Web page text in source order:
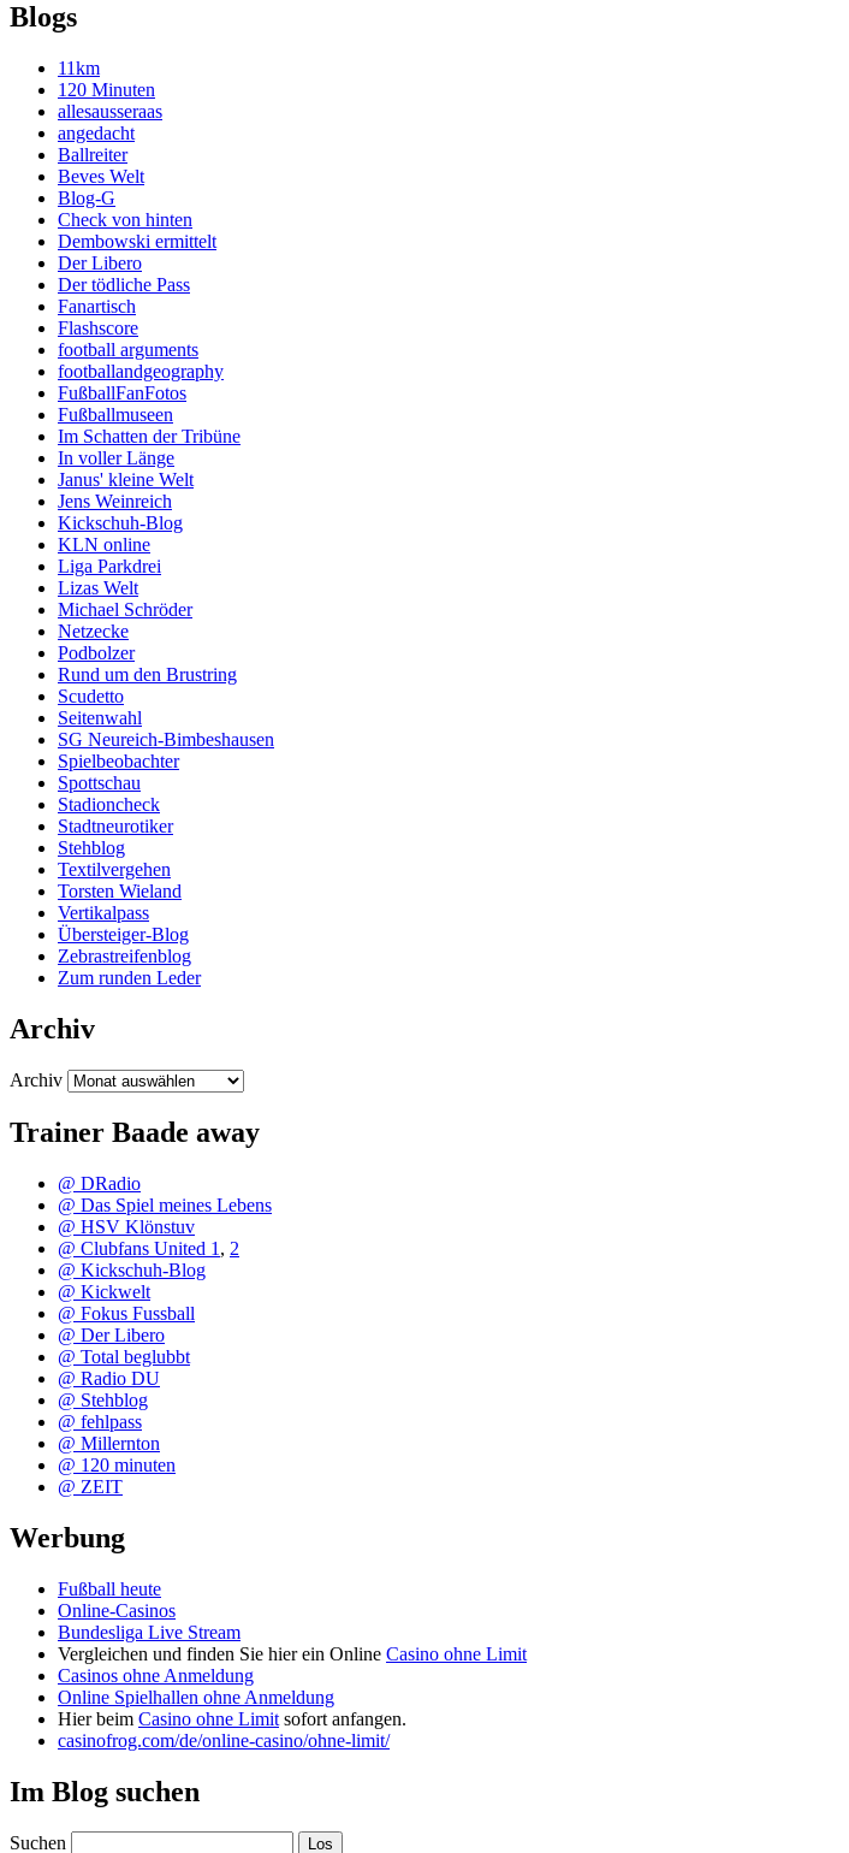
Blogs
11km
120 Minuten
allesausseraas
angedacht
Ballreiter
Beves Welt
Blog-G
Check von hinten
Dembowski ermittelt
Der Libero
Der tödliche Pass
Fanartisch
Flashscore
football arguments
footballandgeography
FußballFanFotos
Fußballmuseen
Im Schatten der Tribüne
In voller Länge
Janus' kleine Welt
Jens Weinreich
Kickschuh-Blog
KLN online
Liga Parkdrei
Lizas Welt
Michael Schröder
Netzecke
Podbolzer
Rund um den Brustring
Scudetto
Seitenwahl
SG Neureich-Bimbeshausen
Spielbeobachter
Spottschau
Stadioncheck
Stadtneurotiker
Stehblog
Textilvergehen
Torsten Wieland
Vertikalpass
Übersteiger-Blog
Zebrastreifenblog
Zum runden Leder
Archiv
Archiv
Trainer Baade away
@ DRadio
@ Das Spiel meines Lebens
@ HSV Klönstuv
@ Clubfans United 1 , 2
@ Kickschuh-Blog
@ Kickwelt
@ Fokus Fussball
@ Der Libero
@ Total beglubbt
@ Radio DU
@ Stehblog
@ fehlpass
@ Millernton
@ 120 minuten
@ ZEIT
Werbung
Fußball heute
Online-Casinos
Bundesliga Live Stream
Vergleichen und finden Sie hier ein Online Casino ohne Limit
Casinos ohne Anmeldung
Online Spielhallen ohne Anmeldung
Hier beim Casino ohne Limit sofort anfangen.
casinofrog.com/de/online-casino/ohne-limit/
Im Blog suchen
Suchen